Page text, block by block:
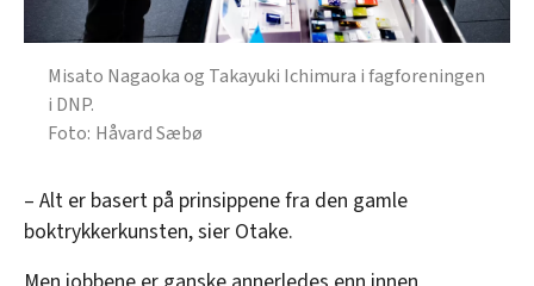
Misato Nagaoka og Takayuki Ichimura i fagforeningen
i DNP.
Håvard Sæbø
– Alt er basert på prinsippene fra den gamle
boktrykkerkunsten, sier Otake.